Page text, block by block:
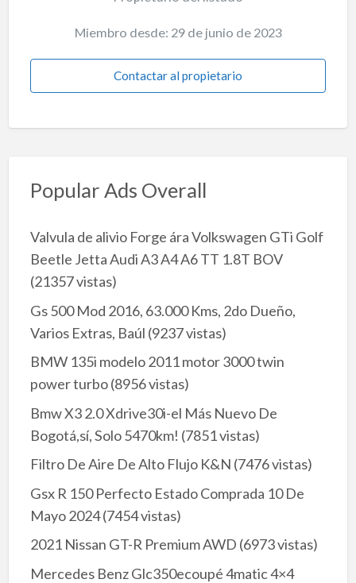
Miembro desde: 29 de junio de 2023
Contactar al propietario
Popular Ads Overall
Valvula de alivio Forge ára Volkswagen GTi Golf
Beetle Jetta Audi A3 A4 A6 TT 1.8T BOV
(21357 vistas)
Gs 500 Mod 2016, 63.000 Kms, 2do Dueño,
Varios Extras, Baúl (9237 vistas)
BMW 135i modelo 2011 motor 3000 twin
power turbo(8956 vistas)
Bmw X3 2.0 Xdrive30i-el Más Nuevo De
Bogotá,sí, Solo 5470km! (7851 vistas)
Filtro De Aire De Alto Flujo K&N (7476 vistas)
Gsx R 150 Perfecto Estado Comprada 10 De
Mayo 2024(7454 vistas)
2021 Nissan GT-R Premium AWD (6973 vistas)
Mercedes Benz Glc350ecoupé 4matic 4×4